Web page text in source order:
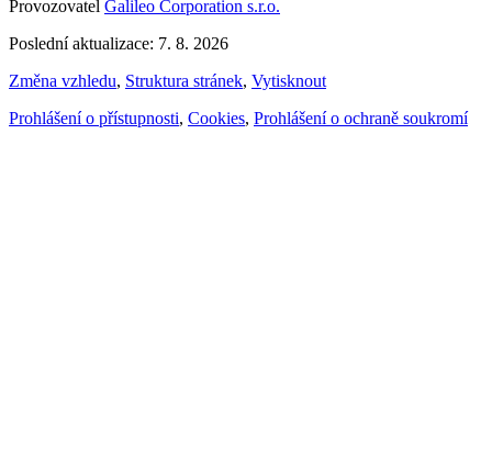
Provozovatel Galileo Corporation s.r.o.
Poslední aktualizace: 7. 8. 2026
Změna vzhledu, Struktura stránek, Vytisknout
Prohlášení o přístupnosti, Cookies, Prohlášení o ochraně soukromí